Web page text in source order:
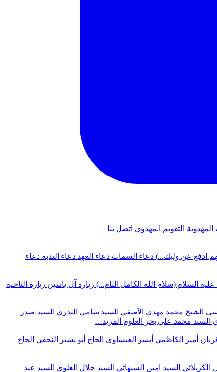
المهدوية التقويم المهدوي اتصل بنا
ادفع عن وليك...) دعاء السمات دعاء العهد دعاء الندبة دعاء
عليه السلام (سلام الله الكامل التام...) زيارة آل ياسين زيارة الناحية
الشيخ محمد مهدي الآصفي السيد سامي البدري السيد صدر
السيد محمد علي بحر العلوم المزيد…
أمير الكاظمي أيسر العيساوي الحاج أبو بشير النجفي الحاج
الكربلائي السيد امين السيهاتي السيد جلال العلوي السيد عبد